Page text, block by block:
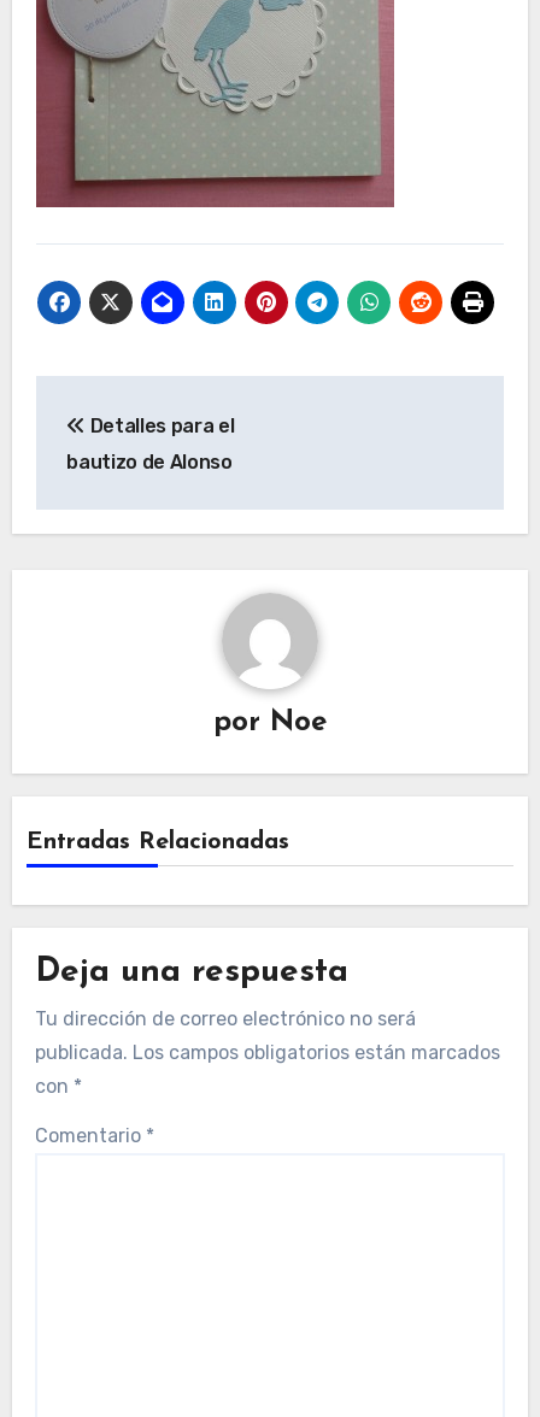
de
Detalles para el
bautizo de Alonso
por Noe
Entradas Relacionadas
Deja una respuesta
Tu dirección de correo electrónico no será
publicada. Los campos obligatorios están marcados
con *
Comentario *